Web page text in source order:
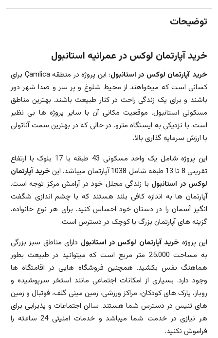
توضیحات
خرید آپارتمان لوکس در عمرانیه استانبول
خرید آپارتمان لوکس در استانبول
: این پروژه در منطقه Çamlica برای
کسانی است که میخواهند از محیط شلوغ و پر سر و صدا شهر دور
باشند و برای یک زندگی راحت در کنار طبیعت باشند. بهترین مناطق
مسکونی استانبول. موقعیت مکانی آن با سایر پروژه ها بی نظیر
است. با نزدیکی به ایستگاه مترو. در حالی که در بهترین سمت آناتولی
با ارزش سرمایه گذاری بالا.
این پروژه شامل یک واحد مسکونی 43 طبقه با 17 بلوک با ارتفاع
تقریبی 8 تا 13 طبقه شامل 1038 آپارتمان میباشد. این
خرید آپارتمان
لوکس در استانبول با زندگی مجلل خود در آرامش مرکز توجه است.
آپارتمان ها به اندازه کافی بلند هستند که با چشم اندازی شگفت
انگیز آسمان را در دستان خود احساس کنید. برای هر نوع خانواده،
گزینه های آپارتمان بزرگ یا کوچک در دسترس است.
این پروژه خرید آپارتمان لوکس در استانبول دارای مناطق سبز بزرگی
به مساحت 25.000 متر مربع است که میتوانید در طبیعت بطور
هماهنگ نفس بکشید. همچنین فروشگاه هایی در اقامتگاه ها
وجود دارد. بسیاری از امکانات اجتماعی مانند استخر سرپوشیده و
روباز، پارک های کودکان، مراکز ورزشی، زمین مینی گلف، فوتبال و زمین
های تنیس در دسترس شما هستند. سالن اجتماعات و پذیرایی برای
هر نیازی در خدمت شما میباشد و خدمات امنیتی 24 ساعته را
فراموش نکنید.